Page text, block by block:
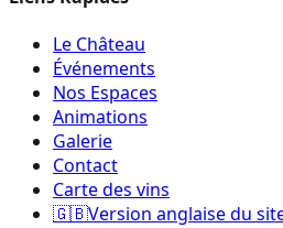
Le Château
Événements
Nos Espaces
Animations
Galerie
Contact
Carte des vins
🇬🇧Version anglaise du